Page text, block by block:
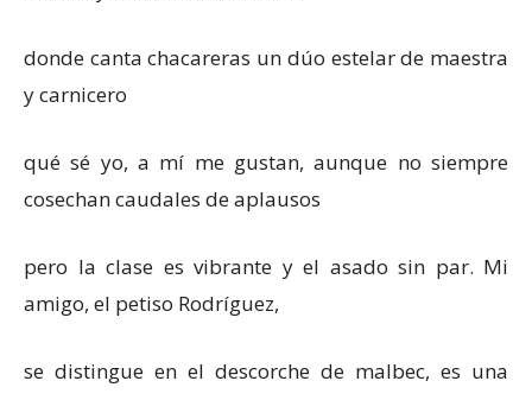
donde canta chacareras un dúo estelar de maestra
y carnicero
qué sé yo, a mí me gustan, aunque no siempre
cosechan caudales de aplausos
pero la clase es vibrante y el asado sin par. Mi
amigo, el petiso Rodríguez,
se distingue en el descorche de malbec, es una